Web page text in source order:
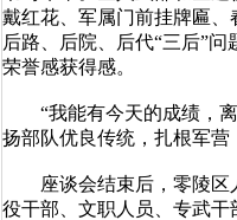
戴红花、军属门前挂牌匾
后路、后院、后代“三后”
荣誉感获得感。
“我能有今天的成绩，离
扬部队优良传统，扎根军营
座谈会结束后，零陵区人
役干部、文职人员、专武干